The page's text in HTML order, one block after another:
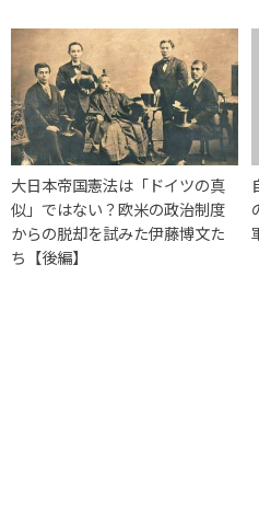
大日本帝国憲法は「ドイツの真
似」ではない？欧米の政治制度
からの脱却を試みた伊藤博文た
ち【後編】